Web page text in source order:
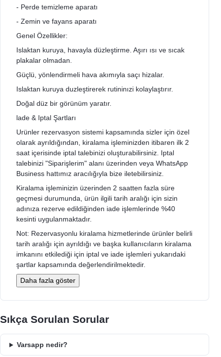
- Perde temizleme aparatı
- Zemin ve fayans aparatı
Genel Özellikler:
Islaktan kuruya, havayla düzleştirme. Aşırı ısı ve sıcak
plakalar olmadan.
Güçlü, yönlendirmeli hava akımıyla saçı hizalar.
Islaktan kuruya duzleştirerek rutininızi kolaylaştırır.
Doğal düz bir görünüm yaratır.
lade & Iptal Şartları
Urünler rezervasyon sistemi kapsamında sizler için özel
olarak ayrıldığından, kiralama işleminizden itibaren ilk 2
saat içerisinde iptal talebinizi oluşturabilirsiniz. Iptal
talebinizi "Siparişlerim" alanı üzerinden veya WhatsApp
Business hattımız aracılığıyla bize iletebilirsiniz.
Kiralama işleminizin üzerinden 2 saatten fazla süre
geçmesi durumunda, ürün ilgili tarih aralığı için sizin
adınıza rezerve edildiğinden iade işlemlerinde %40
kesinti uygulanmaktadır.
Not: Rezervasyonlu kiralama hizmetlerinde ürünler belirli
tarih aralığı için ayrıldığı ve başka kullanıcıların kiralama
imkanını etkilediği için iptal ve iade işlemleri yukarıdaki
şartlar kapsamında değerlendirilmektedir.
Daha fazla göster
Sıkça Sorulan Sorular
Varsapp nedir?